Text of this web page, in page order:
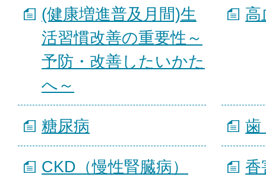
(健康増進普及月間)生
活習慣改善の重要性～
予防・改善したいかた
へ～
高
糖尿病 歯
CKD（慢性腎臓病）
香